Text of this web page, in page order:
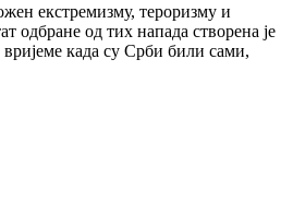
екстремизму, тероризму и
одбране од тих напада створена је
када су Срби били сами,